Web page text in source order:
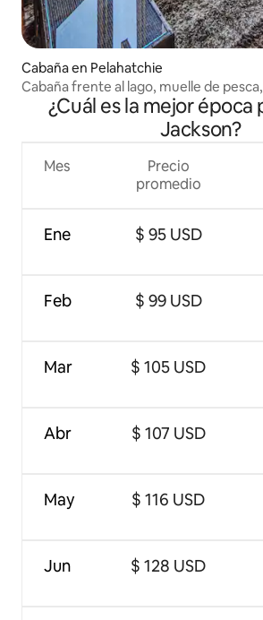
Cabaña en Pelahatchie
Cabaña frente al lago, muelle de
¿Cuál es la mejor época
Jackson?
Mes
Ene
Feb
Mar
Abr
May
Jun
Precio
promedio
$ 95 USD
$ 99 USD
$ 105 USD
$ 107 USD
$ 116 USD
$ 128 USD